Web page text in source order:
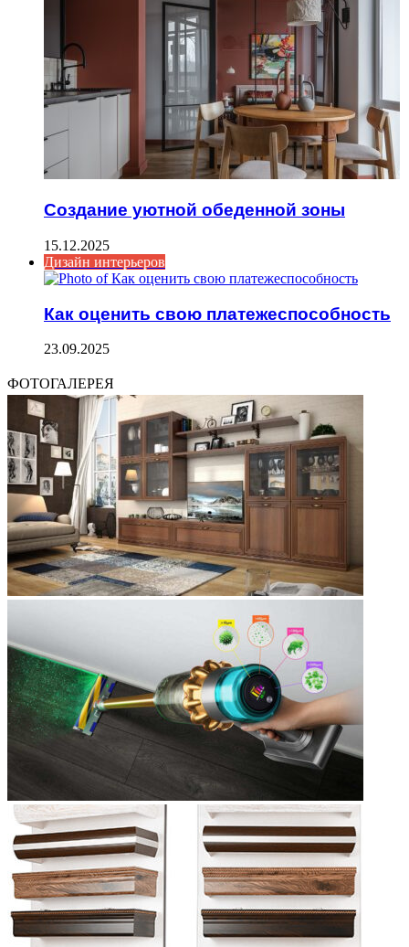
Создание уютной обеденной зоны
15.12.2025
Дизайн интерьеров
Как оценить свою платежеспособность
23.09.2025
ФОТОГАЛЕРЕЯ